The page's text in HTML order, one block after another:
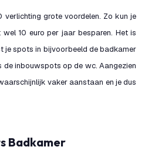
verlichting grote voordelen. Zo kun je
10 euro per jaar besparen. Het is
je spots in bijvoorbeeld de badkamer
de inbouwspots op de wc. Aangezien
vaker aanstaan en je dus
Badkamer